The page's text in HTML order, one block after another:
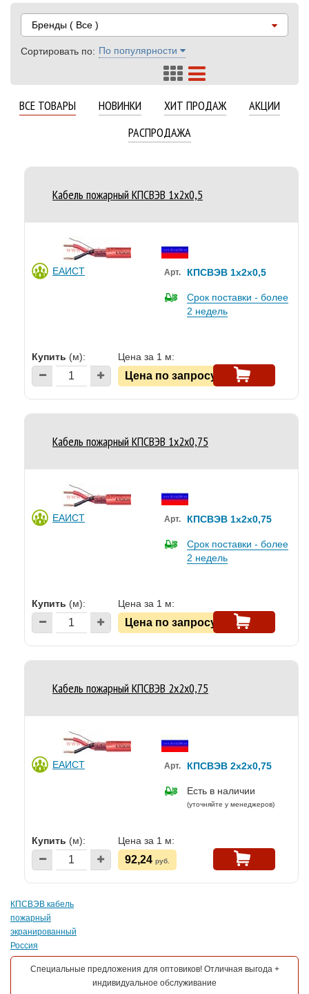
Бренды ( Все )
Сортировать по: По популярности
ВСЕ ТОВАРЫ НОВИНКИ ХИТ ПРОДАЖ
АКЦИИ
РАСПРОДАЖА
Кабель пожарный КПСВЭВ 1x2x0,5
ЕАИСТ Арт. КПСВЭВ 1x2x0,5
Срок поставки - более
2 недель
Купить (м): Цена за 1 м:
Цена по запросу
Кабель пожарный КПСВЭВ 1x2x0,75
ЕАИСТ Арт. КПСВЭВ 1x2x0,75
Срок поставки - более
2 недель
Купить (м): Цена за 1 м:
Цена по запросу
Кабель пожарный КПСВЭВ 2x2x0,75
ЕАИСТ Арт. КПСВЭВ 2x2x0,75
Есть в наличии
(уточняйте у менеджеров)
Купить (м): Цена за 1 м:
92,24 руб.
КПСВЭВ кабель
пожарный
экранированный
Россия
Специальные предложения для оптовиков! Отличная выгода +
индивидуальное обслуживание